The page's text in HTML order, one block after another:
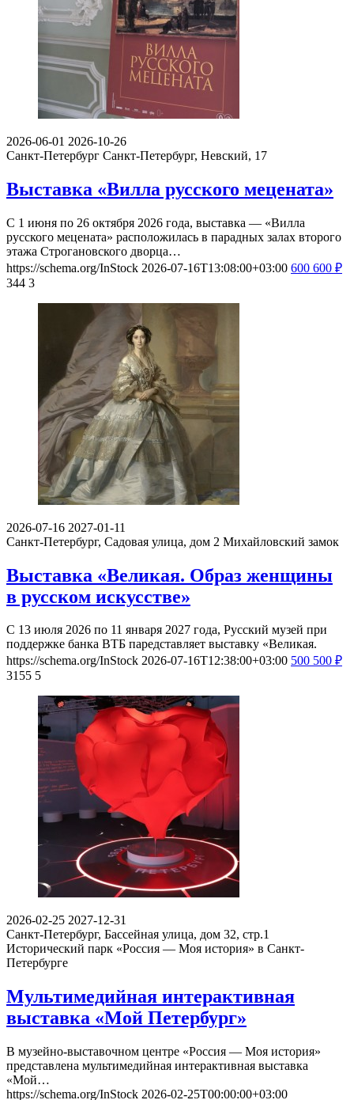
2026-06-01 2026-10-26
Санкт-Петербург Санкт-Петербург, Невский, 17
Выставка «Вилла русского мецената»
С 1 июня по 26 октября 2026 года, выставка — «Вилла
русского мецената» расположилась в парадных залах второго
этажа Строгановского дворца…
https://schema.org/InStock 2026-07-16T13:08:00+03:00 600 600 ₽
344 3
2026-07-16 2027-01-11
Санкт-Петербург, Садовая улица, дом 2 Михайловский замок
Выставка «Великая. Образ женщины
в русском искусстве»
С 13 июля 2026 по 11 января 2027 года, Русский музей при
поддержке банка ВТБ паредставляет выставку «Великая.
https://schema.org/InStock 2026-07-16T12:38:00+03:00 500 500 ₽
3155 5
2026-02-25 2027-12-31
Санкт-Петербург, Бассейная улица, дом 32, стр.1​
Исторический парк «Россия — Моя история» в Санкт-
Петербурге
Мультимедийная интерактивная
выставка «Мой Петербург»
В музейно-выставочном центре «Россия — Моя история»
представлена мультимедийная интерактивная выставка
«Мой…
https://schema.org/InStock 2026-02-25T00:00:00+03:00